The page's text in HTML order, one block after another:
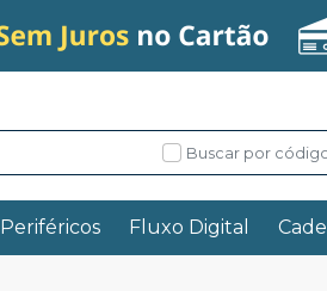
Buscar por
Periféricos Fluxo Digital